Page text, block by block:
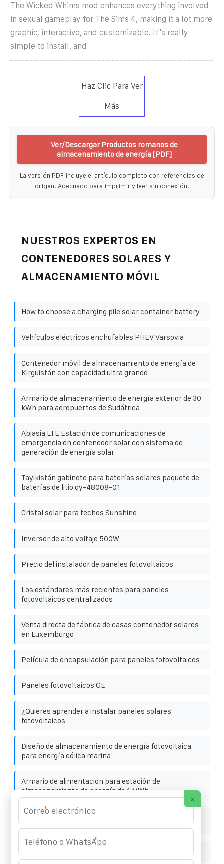
The Wicked Whims mod enhances everything involved
in sexual gameplay for The Sims 4, making it a lot more
graphic, interactive, and customizable. It''s really
simple to install, and
Haz Clic Para Ver
Más
Ver/Descargar Productos romanos de
almacenamiento de energía [PDF]
La versión PDF incluye el artículo completo con referencias de
origen. Adecuado para imprimir y leer sin conexión.
NUESTROS EXPERTOS EN
CONTENEDORES SOLARES Y
ALMACENAMIENTO MÓVIL
How to choose a charging pile solar container battery
Vehículos eléctricos enchufables PHEV Varsovia
Contenedor móvil de almacenamiento de energía de
Kirguistán con capacidad ultra grande
Armario de almacenamiento de energía exterior de 30
kWh para aeropuertos de Sudáfrica
Abjasia LTE Estación de comunicaciones de
emergencia en contenedor solar con sistema de
generación de energía solar
Tayikistán gabinete para baterías solares paquete de
baterías de litio qy-48008-01
Cristal solar para techos Sunshine
Inversor de alto voltaje 500W
Precio del instalador de paneles fotovoltaicos
Los estándares más recientes para paneles
fotovoltaicos centralizados
Venta directa de fábrica de casas contenedor solares
en Luxemburgo
Película de encapsulación para paneles fotovoltaicos
Paneles fotovoltaicos GE
¿Quieres aprender a instalar paneles solares
fotovoltaicos
Diseño de almacenamiento de energía fotovoltaica
para energía eólica marina
Armario de alimentación para estación de
almacenamiento de energía de 1 MWh
Caracas Sistema solar autónomo de alta tensión en
contenedores para terminales portuarias
×
*
*